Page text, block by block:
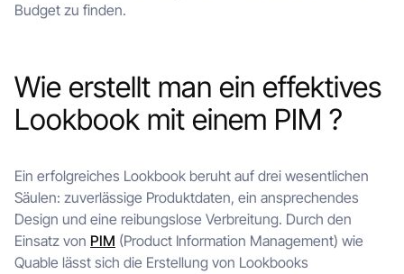
Budget zu finden.
Wie erstellt man ein effektives
Lookbook mit einem PIM ?
Ein erfolgreiches Lookbook beruht auf drei wesentlichen
Säulen: zuverlässige Produktdaten, ein ansprechendes
Design und eine reibungslose Verbreitung. Durch den
Einsatz von PIM (Product Information Management) wie
Quable lässt sich die Erstellung von Lookbooks